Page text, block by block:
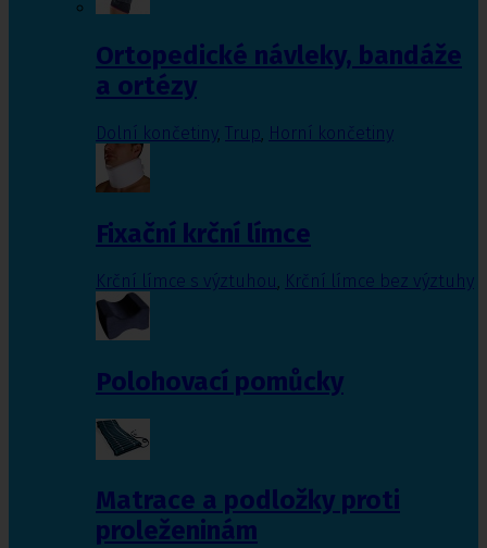
Ortopedické návleky, bandáže
a ortézy
Dolní končetiny, Trup, Horní končetiny
Fixační krční límce
Krční límce s výztuhou Krční límce bez výztuhy
Polohovací pomůcky
Matrace a podložky proti
proleženinám